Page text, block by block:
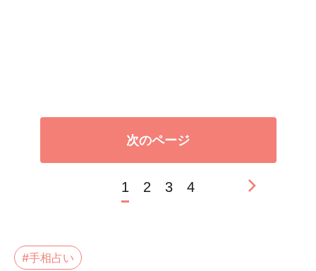
次のページ
1 2 3 4
#手相占い